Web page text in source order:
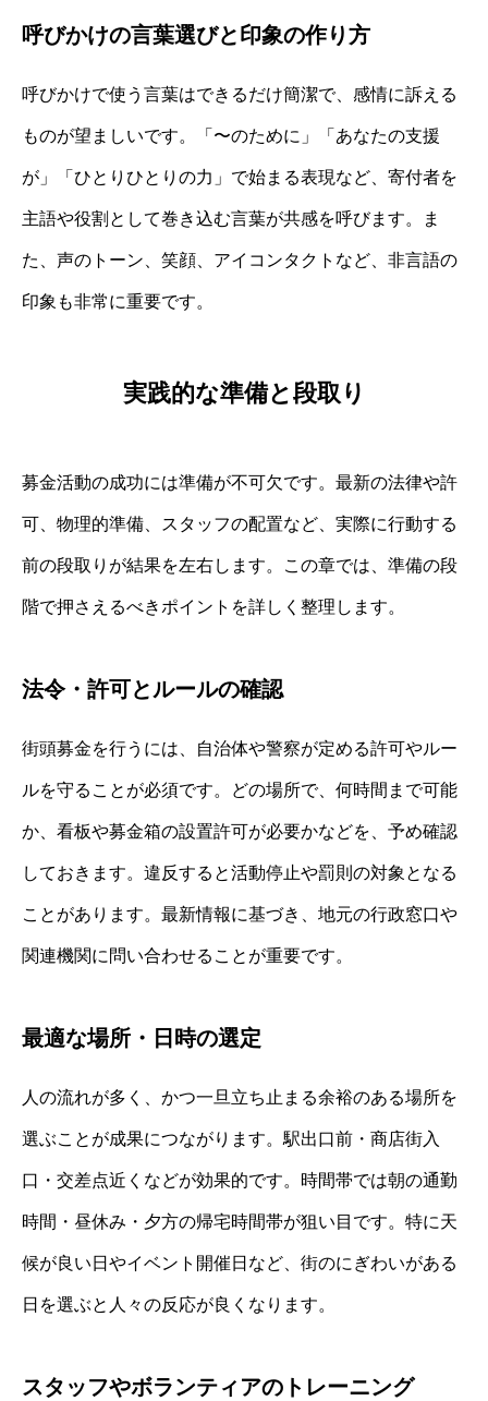
呼びかけの言葉選びと印象の作り方
呼びかけで使う言葉はできるだけ簡潔で、感情に訴える
ものが望ましいです。「〜のために」「あなたの支援
が」「ひとりひとりの力」で始まる表現など、寄付者を
主語や役割として巻き込む言葉が共感を呼びます。ま
た、声のトーン、笑顔、アイコンタクトなど、非言語の
印象も非常に重要です。
実践的な準備と段取り
募金活動の成功には準備が不可欠です。最新の法律や許
可、物理的準備、スタッフの配置など、実際に行動する
前の段取りが結果を左右します。この章では、準備の段
階で押さえるべきポイントを詳しく整理します。
法令・許可とルールの確認
街頭募金を行うには、自治体や警察が定める許可やルー
ルを守ることが必須です。どの場所で、何時間まで可能
か、看板や募金箱の設置許可が必要かなどを、予め確認
しておきます。違反すると活動停止や罰則の対象となる
ことがあります。最新情報に基づき、地元の行政窓口や
関連機関に問い合わせることが重要です。
最適な場所・日時の選定
人の流れが多く、かつ一旦立ち止まる余裕のある場所を
選ぶことが成果につながります。駅出口前・商店街入
口・交差点近くなどが効果的です。時間帯では朝の通勤
時間・昼休み・夕方の帰宅時間帯が狙い目です。特に天
候が良い日やイベント開催日など、街のにぎわいがある
日を選ぶと人々の反応が良くなります。
スタッフやボランティアのトレーニング